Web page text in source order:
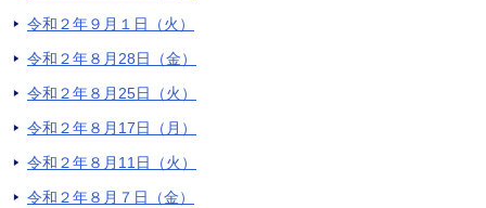
令和２年９月１日（火）
令和２年８月28日（金）
令和２年８月25日（火）
令和２年８月17日（月）
令和２年８月11日（火）
令和２年８月７日（金）